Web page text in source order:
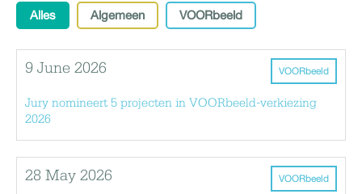
Alles Algemeen VOORbeeld
VOORbeeld
9 June 2026
Jury nomineert 5 projecten in VOORbeeld-verkiezing
2026
VOORbeeld
28 May 2026